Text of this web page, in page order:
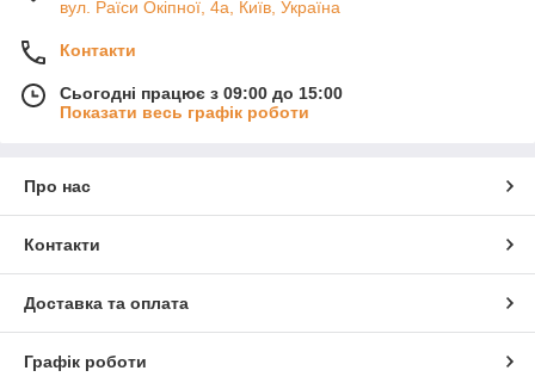
вул. Раїси Окіпної, 4а, Київ, Україна
Контакти
Сьогодні працює з 09:00 до 15:00
Показати весь графік роботи
Про нас
Контакти
Доставка та оплата
Графік роботи